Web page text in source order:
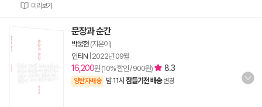
미리보기
문장과 순간
박웅현 (지은이)
인티N 2022년 09월
16,200원 (10% 할인 / 900원) 8.3
양탄자배송 밤 11시 잠들기전 배송 변경